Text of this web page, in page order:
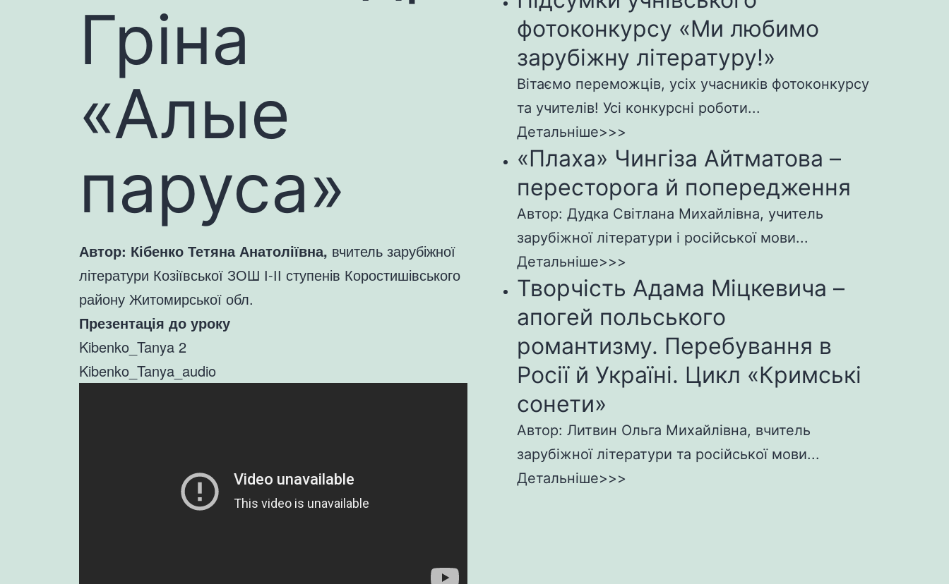
Гріна
«Алые
паруса»
Автор: Кібенко Тетяна Анатоліївна, вчитель зарубіжної
літератури Козіївської ЗОШ І-ІІ ступенів Коростишівського
району Житомирської обл.
Презентація до уроку
Kibenko_Tanya 2
Kibenko_Tanya_audio
фотоконкурсу «Ми любимо
зарубіжну літературу!»
Вітаємо переможців, усіх учасників фотоконкурсу
та учителів! Усі конкурсні роботи...
Детальніше>>>
«Плаха» Чингіза Айтматова –
пересторога й попередження
Автор: Дудка Світлана Михайлівна, учитель
зарубіжної літератури і російської мови...
Детальніше>>>
Творчість Адама Міцкевича –
апогей польського
романтизму. Перебування в
Росії й Україні. Цикл «Кримські
сонети»
Автор: Литвин Ольга Михайлівна, вчитель
зарубіжної літератури та російської мови...
Детальніше>>>